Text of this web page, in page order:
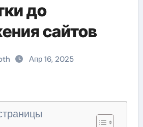
до
сайтов
Апр 16, 2025